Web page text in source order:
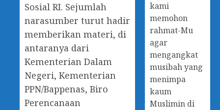
Sosial RI. Sejumlah
narasumber turut hadir
memberikan materi, di
antaranya dari
Kementerian Dalam
Negeri, Kementerian
PPN/Bappenas, Biro
Perencanaan
kami
memohon
rahmat-Mu
agar
mengangkat
musibah yang
menimpa
kaum
Muslimin di